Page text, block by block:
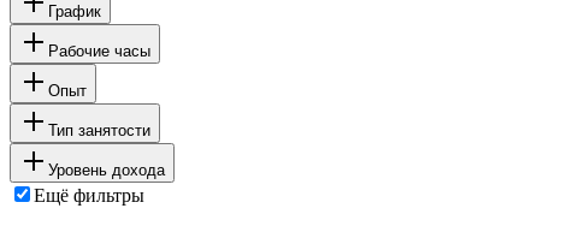
График
Рабочие часы
Опыт
Тип занятости
Уровень дохода
Ещё фильтры